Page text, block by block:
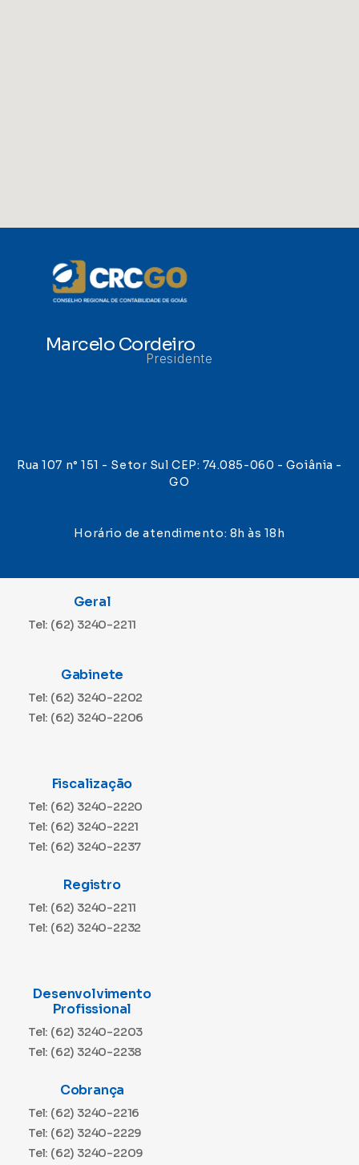
Marcelo Cordeiro
Presidente
Rua 107 n° 151 - Setor Sul CEP: 74.085-060 - Goiânia -
GO
Horário de atendimento: 8h às 18h
Geral
Tel: (62) 3240-2211
Gabinete
Tel: (62) 3240-2202
Tel: (62) 3240-2206
Fiscalização
Tel: (62) 3240-2220
Tel: (62) 3240-2221
Tel: (62) 3240-2237
Registro
Tel: (62) 3240-2211
Tel: (62) 3240-2232
Desenvolvimento
Profissional
Tel: (62) 3240-2203
Tel: (62) 3240-2238
Cobrança
Tel: (62) 3240-2216
Tel: (62) 3240-2229
Tel: (62) 3240-2209